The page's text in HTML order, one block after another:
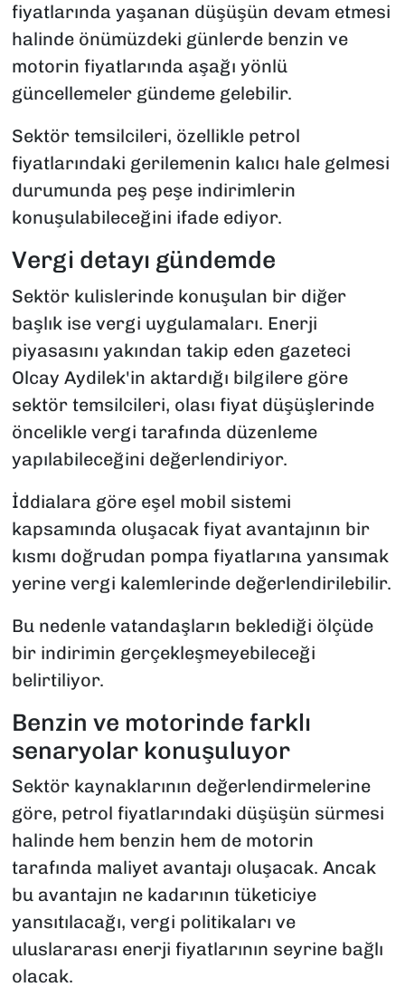
fiyatlarında yaşanan düşüşün devam etmesi
halinde önümüzdeki günlerde benzin ve
motorin fiyatlarında aşağı yönlü
güncellemeler gündeme gelebilir.
Sektör temsilcileri, özellikle petrol
fiyatlarındaki gerilemenin kalıcı hale gelmesi
durumunda peş peşe indirimlerin
konuşulabileceğini ifade ediyor.
Vergi detayı gündemde
Sektör kulislerinde konuşulan bir diğer
başlık ise vergi uygulamaları. Enerji
piyasasını yakından takip eden gazeteci
Olcay Aydilek'in aktardığı bilgilere göre
sektör temsilcileri, olası fiyat düşüşlerinde
öncelikle vergi tarafında düzenleme
yapılabileceğini değerlendiriyor.
İddialara göre eşel mobil sistemi
kapsamında oluşacak fiyat avantajının bir
kısmı doğrudan pompa fiyatlarına yansımak
yerine vergi kalemlerinde değerlendirilebilir.
Bu nedenle vatandaşların beklediği ölçüde
bir indirimin gerçekleşmeyebileceği
belirtiliyor.
Benzin ve motorinde farklı
senaryolar konuşuluyor
Sektör kaynaklarının değerlendirmelerine
göre, petrol fiyatlarındaki düşüşün sürmesi
halinde hem benzin hem de motorin
tarafında maliyet avantajı oluşacak. Ancak
bu avantajın ne kadarının tüketiciye
yansıtılacağı, vergi politikaları ve
uluslararası enerji fiyatlarının seyrine bağlı
olacak.